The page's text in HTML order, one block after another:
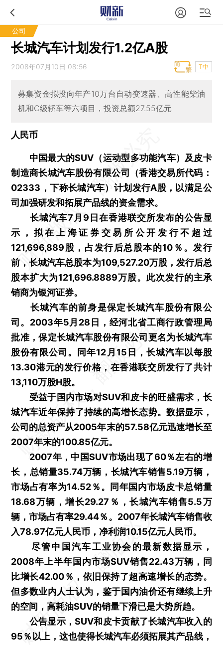
公司
长城汽车计划发行1.2亿A股
2008年07月10日 08:56 T中
募集资金拟投向年产10万台自动变速器、高性能柴油
机和C级轿车等六项目，投资总额27.55亿元
人民币
中国最大的SUV（运动型多功能汽车）及皮卡
制造商长城汽车股份有限公司（香港交易所代码：
02333，下称长城汽车）计划发行A股，以满足公
司加强研发和拓展产品线的资金需求。
长城汽车7月9日在香港联交所发布的公告显
示，拟在上海证券交易所公开发行不超过
121,696,889股，占发行后总股本的10％。发行
前，长城汽车总股本为109,527.20万股，发行后总
股本扩大为121,696.8889万股。此次发行的主承
销商为银河证券。
长城汽车的前身是保定长城汽车股份有限公
司。2003年5月28日，经河北省工商行政管理局
批准，保定长城汽车股份有限公司更名为长城汽车
股份有限公司。同年12月15日，长城汽车以每股
13.30港元的发行价格，在香港联交所发行了共计
13,110万股H股。
受益于国内市场对SUV和皮卡的旺盛需求，长
城汽车近年保持了持续的高增长态势。数据显示，
公司的总资产从2005年末的57.58亿元迅速增长至
2007年末的100.85亿元。
2007年，中国SUV市场出现了60％左右的增
长，总销量35.74万辆，长城汽车销售5.19万辆，
市场占有率为14.52％。同年国内市场皮卡总销量
18.68万辆，增长29.27％，长城汽车销售5.5万
辆，市场占有率29.44％。2007年长城汽车销售收
入78.97亿元人民币，净利润10.15亿元人民币。
尽管中国汽车工业协会的最新数据显示，
2008年上半年国内市场SUV销售22.43万辆，同
比增长42.00％，依旧保持了超高速增长的态势。
但多数业内人士认为，鉴于国内油价还有继续上升
的空间，高耗油SUV的销量下滑已是大势所趋。
公告显示，SUV和皮卡贡献了长城汽车收入的
95％以上，这也使得长城汽车必须拓展其产品线，